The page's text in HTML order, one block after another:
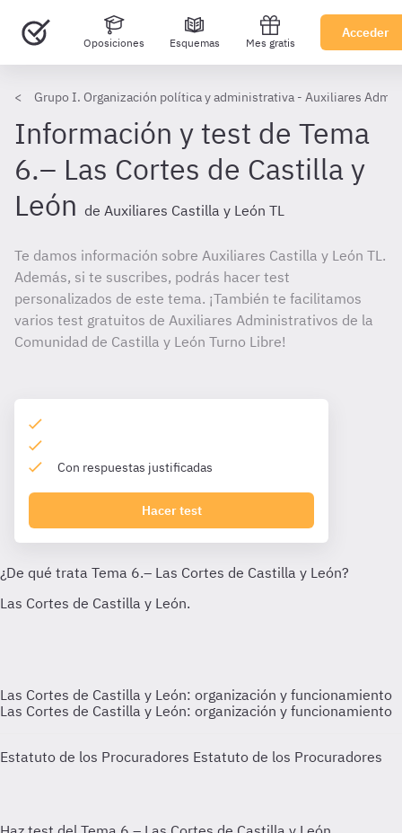
Oposiciones Esquemas Mes gratis
Acceder
Grupo I. Organización política y administrativa - Auxiliares
Información y test de Tema
6.– Las Cortes de Castilla y
León de Auxiliares Castilla y León TL
Te damos información sobre Auxiliares Castilla y León TL.
Además, si te suscribes, podrás hacer test
personalizados de este tema. ¡También te facilitamos
varios test gratuitos de Auxiliares Administrativos de la
Comunidad de Castilla y León Turno Libre!
Con respuestas justificadas
Hacer test
Las Cortes de Castilla y León: organización y funcionamiento
Las Cortes de Castilla y León: organización y funcionamiento
Estatuto de los Procuradores Estatuto de los Procuradores